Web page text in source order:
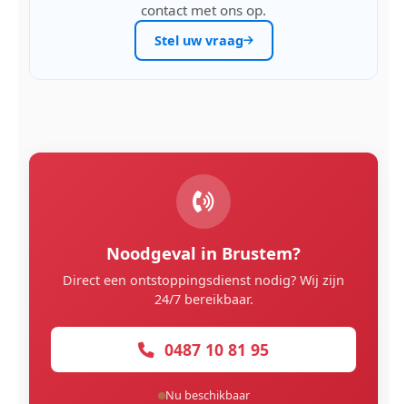
contact met ons op.
Stel uw vraag
Noodgeval in Brustem?
Direct een ontstoppingsdienst nodig? Wij zijn
24/7 bereikbaar.
0487 10 81 95
Nu beschikbaar